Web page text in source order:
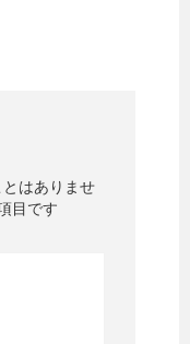
はありませ
目です